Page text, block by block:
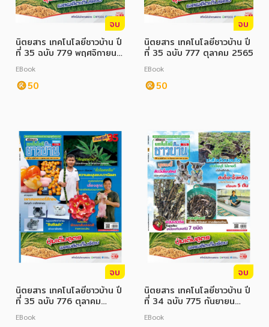
จบ
นิตยสาร เทคโนโลยีชาวบ้าน ปี
ที่ 35 ฉบับ 779 พฤศจิกายน
2565
EBook
50
จบ
นิตยสาร เทคโนโลยีชาวบ้าน ปี
ที่ 35 ฉบับ 777 ตุลาคม 2565
EBook
50
จบ
นิตยสาร เทคโนโลยีชาวบ้าน ปี
ที่ 35 ฉบับ 776 ตุลาคม
2565
EBook
จบ
นิตยสาร เทคโนโลยีชาวบ้าน ปี
ที่ 34 ฉบับ 775 กันยายน
2565
EBook